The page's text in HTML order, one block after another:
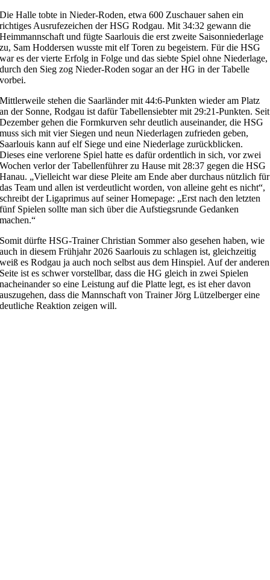
Die Halle tobte in Nieder-Roden, etwa 600 Zuschauer sahen ein
richtiges Ausrufezeichen der HSG Rodgau. Mit 34:32 gewann die
Heimmannschaft und fügte Saarlouis die erst zweite Saisonniederlage
zu, Sam Hoddersen wusste mit elf Toren zu begeistern. Für die HSG
war es der vierte Erfolg in Folge und das siebte Spiel ohne Niederlage,
durch den Sieg zog Nieder-Roden sogar an der HG in der Tabelle
vorbei.
Mittlerweile stehen die Saarländer mit 44:6-Punkten wieder am Platz
an der Sonne, Rodgau ist dafür Tabellensiebter mit 29:21-Punkten. Seit
Dezember gehen die Formkurven sehr deutlich auseinander, die HSG
muss sich mit vier Siegen und neun Niederlagen zufrieden geben,
Saarlouis kann auf elf Siege und eine Niederlage zurückblicken.
Dieses eine verlorene Spiel hatte es dafür ordentlich in sich, vor zwei
Wochen verlor der Tabellenführer zu Hause mit 28:37 gegen die HSG
Hanau. „Vielleicht war diese Pleite am Ende aber durchaus nützlich für
das Team und allen ist verdeutlicht worden, von alleine geht es nicht“,
schreibt der Ligaprimus auf seiner Homepage: „Erst nach den letzten
fünf Spielen sollte man sich über die Aufstiegsrunde Gedanken
machen.“
Somit dürfte HSG-Trainer Christian Sommer also gesehen haben, wie
auch in diesem Frühjahr 2026 Saarlouis zu schlagen ist, gleichzeitig
weiß es Rodgau ja auch noch selbst aus dem Hinspiel. Auf der anderen
Seite ist es schwer vorstellbar, dass die HG gleich in zwei Spielen
nacheinander so eine Leistung auf die Platte legt, es ist eher davon
auszugehen, dass die Mannschaft von Trainer Jörg Lützelberger eine
deutliche Reaktion zeigen will.